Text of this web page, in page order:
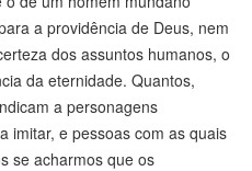
a providência de Deus, nem
dos assuntos humanos, o
da eternidade. Quantos,
a personagens
imitar, e pessoas com as quais
se acharmos que os